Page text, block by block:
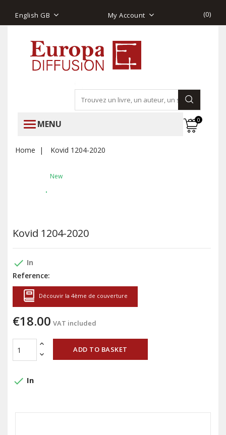
English GB My Account (0)
MENU 0
Home Kovid 1204-2020
New
Kovid 1204-2020
done In
Reference:
Découvir la 4ème de couverture
€18.00 VAT included
ADD TO BASKET
done In